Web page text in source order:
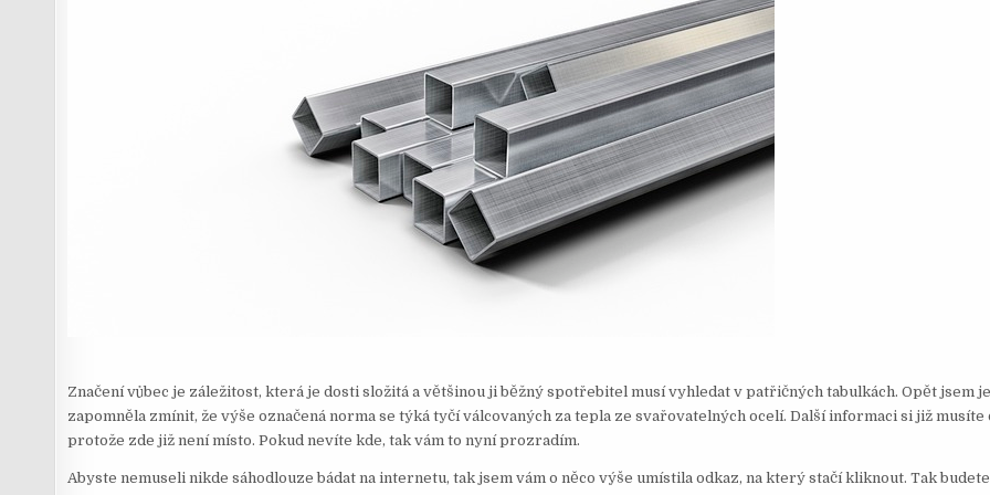
Značení vůbec je záležitost, která je dosti složitá a většinou ji běžný spotřebitel musí vyhledat v patřičných tabulkách. Opět jsem
zapomněla zmínit, že výše označená norma se týká tyčí válcovaných za tepla ze svařovatelných ocelí. Další informaci si již musíte
protože zde již není místo. Pokud nevíte kde, tak vám to nyní prozradím.
Abyste nemuseli nikde sáhodlouze bádat na internetu, tak jsem vám o něco výše umístila odkaz, na který stačí kliknout. Tak